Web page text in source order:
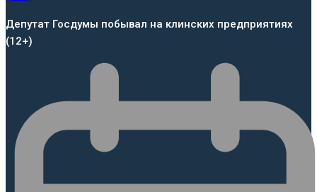
Депутат Госдумы побывал на клинских предприятиях
(12+)